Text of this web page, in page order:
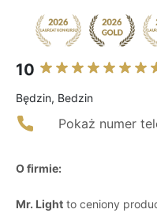
10
Będzin, Bedzin
Pokaż numer
O firmie:
Mr. Light to ceniony